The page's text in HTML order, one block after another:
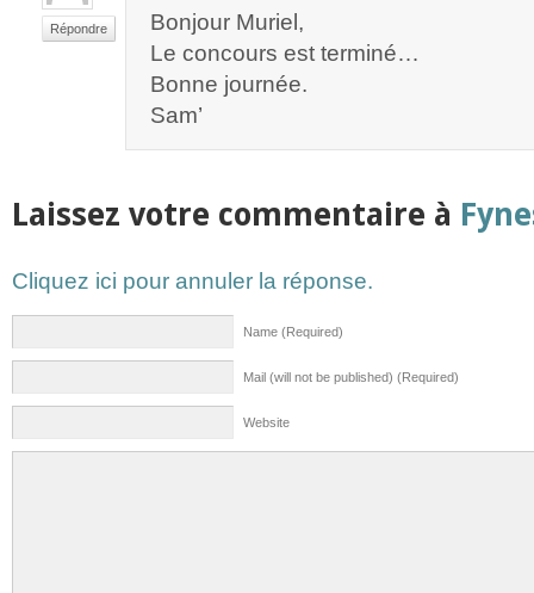
Répondre
Bonjour Muriel,
Le concours est terminé…
Bonne journée.
Sam’
Laissez votre commentaire à
Cliquez ici pour annuler la réponse.
Name (Required)
Mail (will not be published) (Required)
Website